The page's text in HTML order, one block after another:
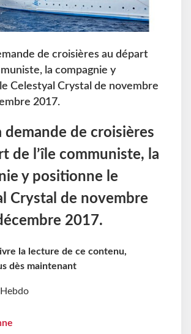
de croisières au départ
la compagnie y
Celestyal Crystal de novembre
2017.
demande de croisières
de l’île communiste, la
y positionne le
Crystal de novembre
2017.
la lecture de ce contenu,
dès maintenant